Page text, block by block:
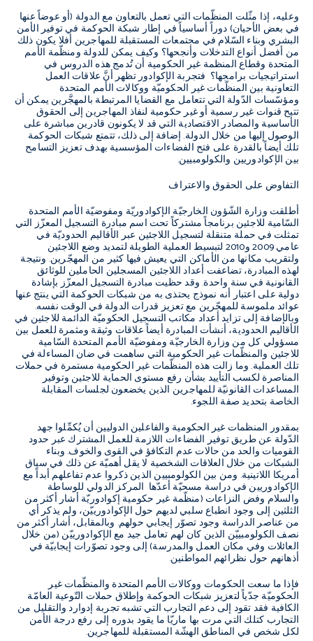
وعليه، إذا مثّلت المنظّمات التي تعمل بالتعاون مع الدولة (أو عوضاً عنها
في بعض الأحيان) دوراً أساسياً في إطار شبكة الحوكمة في توفير الأمن
البشري وبناء السّلام في مجتمعات المستقبلة للمهاجرين أفلا يكون ذلك
من أفضل أنواع التدخلات وأنجحها؟ وكيف يمكن للدولة ومنظّمة الأمم
المتحدة وقطاع المنظمة غير الحكومية أن تُدمج هذه الدروس في
استراتيجيات برامجها؟ فتجربة الإكوادور تظهر أنَّ علاقات العمل
التعاونية بين المنظّمات غير الحكوميّة ووكالات الأمم المتحدة
ومؤسّسات الدّولة التي تتعامل مع القضايا المرتبطة بالمهجَّرين يمكن أن
تتيح قنوات غير رسمية أو غير حكومية لنفاذ المهاجرين إلى الحقوق
الأساسية والمصادر الاقتصادية التي قد لا يكونون قادرين مباشرة على
الوصول إليها من خلال الدولة. إضافة إلى ذلك، تتمتع شبكات الحوكمة
تلك أيضاً بالقدرة على فتح الفضاءات المؤسسية بهدف تعزيز التسامح
بين الإكوادوريين والكولومبيين.
التفاوض على الحقوق والاعتراف
أطلقت وزارة الشّؤون الخارجيّة الإكوادوريّة ومفوضيّة الأمم المتحدة
السّامية للاجئين برنامجاً مشتركاً تحت اسم مبادرة التسجيل المعزّز التي
تمثلت في حملة متنقلة لتسجيل اللاجئين عبر الأقاليم الحدوديّة في
عامي 2009 و2010 لتبسيط العملية الطويلة لتمديد وضع اللاجئين
ولتقريب مكانها من الأماكن التي يعيش فيها كثير من المهجّرين. ونتيجة
لهذه المبادرة، تضاعفت أعداد اللاجئين المسجلين الحاملين للوثائق
القانونية في سنة واحدة. وقد حظيت مبادرة التسجيل المعزّز بإشادة
دولية على اعتبار أنه نموذج يحتذى به من شبكات الحوكمة التي ينتج عنها
عوائد ملموسة للمهجّرين مع تعزيز قدرات الدولة في الوقت نفسه.
وبالإضافة إلى تزايد أعداد مكاتب التسجيل الحكوميّة الدائمة للاجئين في
الأقاليم الحدودية، أنشأت المبادرة أيضاً علاقات وثيقة ومثمرة للعمل بين
مسؤولي كل من وزارة الخارجيّة ومفوضيّة الأمم المتحدة السّامية
للاجئين والمنظّمات غير الحكومية التي ساهمت في ضان المساءلة في
تلك العملية. وما زالت هذه المنظّمات غير الحكومية مستمرة في حملات
المناصرة لكسب التأييد بشأن رفع مستوى الحماية للاجئين وتوفير
المساعدات القانونيّة للمهاجرين الذين يخضعون لجلسات المقابلة
الخاصة بتحديد صفة اللجوء.
بمقدور المنظمات غير الحكومية والفاعلين الدوليين أن يُكمِّلوا جهد
الدّولة عن طريق توفير الفضاءات اللازمة للعمل المشترك عبر حدود
القوميات والحد من حالات عدم التكافؤ في القوى والخوف. وبناء
الشبكات من خلال العلاقات الشخصية لا يقل أهميّة عن ذلك في سياق
أمريكا اللاتينية. ومن بين الكولومبيين الذين ذكروا عدم تفاعلهم أبداً مع
الإكوادوريين في دراسة مسحيّة أعدّها المركز الدولي للوساطة
والسلام وفض النزاعات (منظّمة غير حكومية إكوادوريّة أشار أكثر من
الثلثين إلى وجود انطباع سلبي لديهم حول الإكوادورييّن، ولم يذكر أي
من عناصر الدراسة وجود تصوّر إيجابي حولهم. وبالمقابل، أشار أكثر من
نصف الكولومبييّن الذين كان لهم تعامل جيد مع الإكوادورييّن (من خلال
العائلات وفي مكان العمل والمدرسة) إلى وجود تصوّرات إيجابيّة في
أذهانهم حول نظرائهم المواطنين.
فإذا ما سعت الحكومات ووكالات الأمم المتحدة والمنظّمات غير
الحكوميّة جدّياً لتعزيز شبكات الحوكمة وإطلاق حملات التّوعية العامّة
الكافية فقد تقود إلى دعم التجارب التي تشبه تجربة إدوارد والتقليل من
التجارب كتلك التي مرت بها ماريّا ما يقود بدوره إلى رفع درجة الأمن
لكل شخص في المناطق الهشّة المستقبلة للمهاجرين.